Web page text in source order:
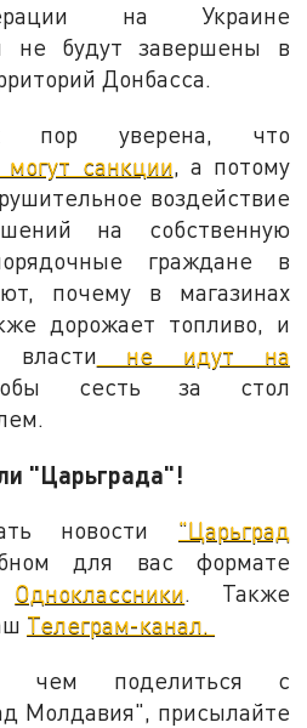
на Украине
не будут завершены в
Донбасса.
пор уверена, что
могут санкции, а потому
воздействие
на собственную
граждане в
почему в магазинах
дорожает топливо, и
не идут на
сесть за стол
"Царьграда"!
новости "Царьград
для вас формате
Одноклассники. Также
Телеграм-канал.
чем поделиться с
Молдавия", присылайте